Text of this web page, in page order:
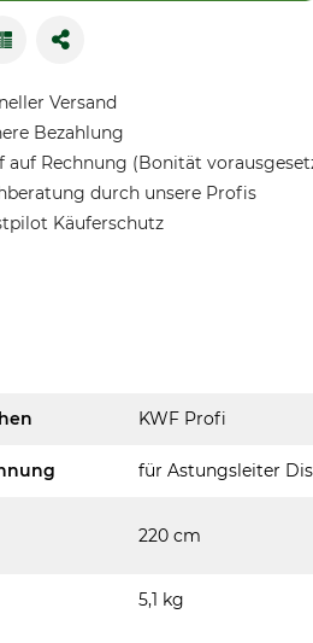
Versand
Bezahlung
auf Rechnung (Bonität
durch unsere Profis
Käuferschutz
KWF Profi
für Astungsleiter
220 cm
5,1 kg